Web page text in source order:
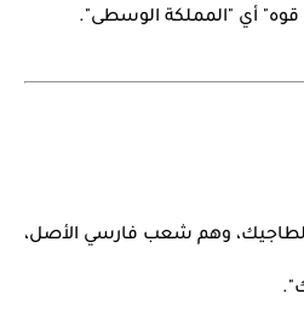
أي "المملكة الوسطى".
، وهم شعب فارسي الأصل،